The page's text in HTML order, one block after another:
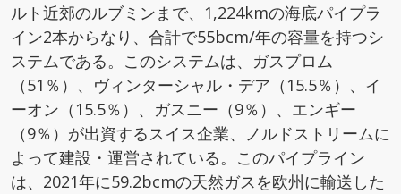
ルト近郊のルブミンまで、1,224kmの海底パイプラ
イン2本からなり、合計で55bcm/年の容量を持つシ
ステムである。このシステムは、ガスプロム
（51％）、ヴィンターシャル・デア（15.5％）、イ
ーオン（15.5％）、ガスニー（9％）、エンギー
（9％）が出資するスイス企業、ノルドストリームに
よって建設・運営されている。このパイプライン
は、2021年に59.2bcmの天然ガスを欧州に輸送した